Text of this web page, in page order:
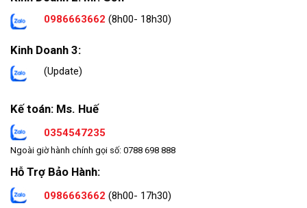
0986663662 (8h00- 18h30)
Kinh Doanh 3:
(Update)
Kế toán: Ms. Huế
0354547235
Ngoài giờ hành chính gọi số: 0788 698 888
Hỗ Trợ Bảo Hành:
0986663662 (8h00- 17h30)